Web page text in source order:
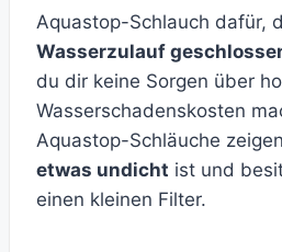
Aquastop-Schlauch dafür,
Wasserzulauf
du dir keine Sorgen über
Wasserschadenskosten
Aquastop-Schläuche
etwas undicht ist und
einen kleinen Filter.